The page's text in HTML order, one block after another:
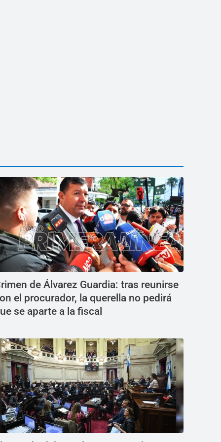
de Álvarez Guardia: tras reunirse
el procurador, la querella no pedirá
se aparte a la fiscal